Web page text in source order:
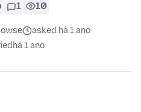
1 10
asked há 1 ano
há 1 ano